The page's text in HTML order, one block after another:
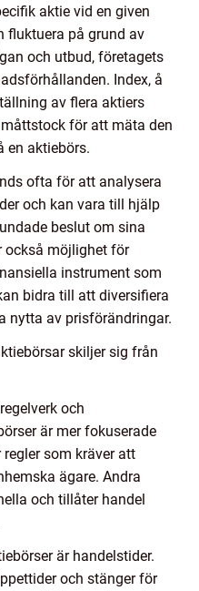
aktie vid en given
fluktuera på grund av
och utbud, företagets
Index, å
av flera aktiers
för att mäta den
en aktiebörs.
ofta för att analysera
och kan vara till hjälp
beslut om sina
också möjlighet för
instrument som
bidra till att diversifiera
nytta av prisförändringar.
skiljer sig från
och
är mer fokuserade
som kräver att
ägare. Andra
och tillåter handel
är handelstider.
och stänger för